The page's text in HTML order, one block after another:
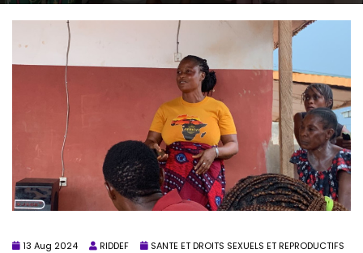
13 Aug 2024 RIDDEF SANTE ET DROITS SEXUELS ET REPRODUCTIFS